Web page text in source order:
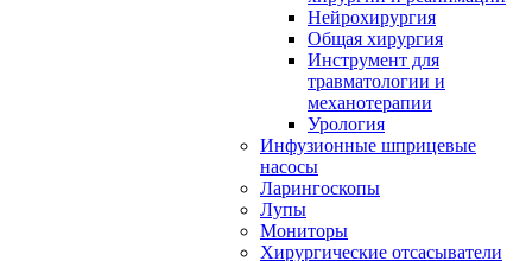
Нейрохирургия
Общая хирургия
Инструмент для
травматологии и
механотерапии
Урология
Инфузионные шприцевые
насосы
Ларингоскопы
Лупы
Мониторы
Хирургические отсасыватели